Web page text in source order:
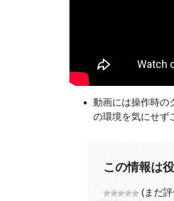
動画には操作時の
の環境を気にせず
この情報は
(まだ